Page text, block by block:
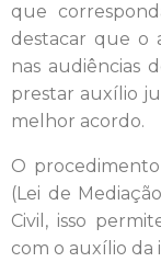
que
destacar que o
nas audiências
prestar auxílio
melhor acordo.
O procedimento
(Lei de
Civil, isso
com o auxílio da